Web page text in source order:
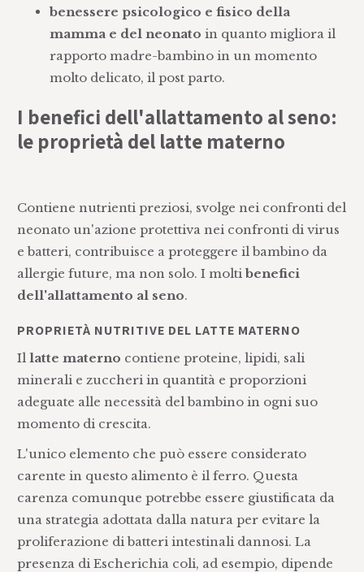
benessere psicologico e fisico della
mamma e del neonato in quanto migliora il
rapporto madre-bambino in un momento
molto delicato, il post parto.
I benefici dell'allattamento al seno:
le proprietà del latte materno
Contiene nutrienti preziosi, svolge nei confronti del
neonato un'azione protettiva nei confronti di virus
e batteri, contribuisce a proteggere il bambino da
allergie future, ma non solo. I moltibenefici
dell'allattamento al seno.
PROPRIETÀ NUTRITIVE DEL LATTE MATERNO
Illatte materno contiene proteine, lipidi, sali
minerali e zuccheri in quantità e proporzioni
adeguate alle necessità del bambino in ogni suo
momento di crescita.
L'unico elemento che può essere considerato
carente in questo alimento è il ferro. Questa
carenza comunque potrebbe essere giustificata da
una strategia adottata dalla natura per evitare la
proliferazione di batteri intestinali dannosi. La
presenza di Escherichia coli, ad esempio, dipende